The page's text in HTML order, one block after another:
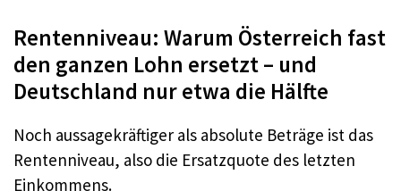
Rentenniveau: Warum Österreich fast
den ganzen Lohn ersetzt – und
Deutschland nur etwa die Hälfte
Noch aussagekräftiger als absolute Beträge ist das
Rentenniveau, also die Ersatzquote des letzten
Einkommens.